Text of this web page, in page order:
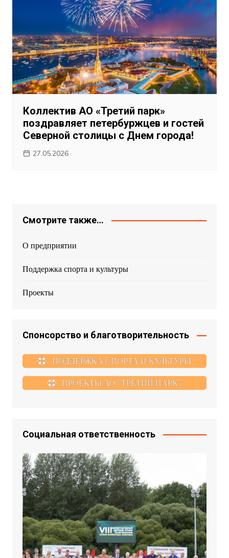
Коллектив АО «Третий парк»
поздравляет петербуржцев и гостей
Северной столицы с Днем города!
27.05.2026
Смотрите также…
О предприятии
Поддержка спорта и культуры
Проекты
Спонсорство и благотворительность
ПОДДЕРЖКА СПОРТА И КУЛЬТУРЫ
ПРОЕКТЫ АО "ТРЕТИЙ ПАРК"
Социальная ответственность